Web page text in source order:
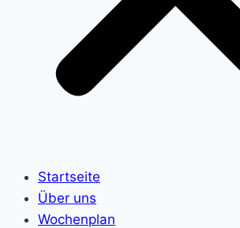
Startseite
Über uns
Wochenplan